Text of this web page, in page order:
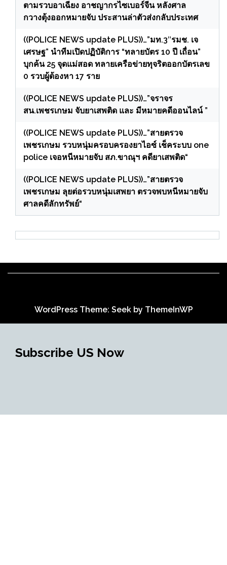
ตามรวบอาเฉียง อาชญากรไซเบอร์จีน หลังศาล
กวางตุ้งออกหมายจับ ประสานล่าตัวส่งกลับประเทศ
((POLICE NEWS update PLUS))…”มท.3″รมช. เจ
เศรษฐ” นำทีมเปิดปฏิบัติการ “ทลายบัตร 10 ปี เถื่อน”
บุกค้น 25 จุดแม่สอด ทลายเครือข่ายทุจริตออกบัตรเลข
0 รวบผู้ต้องหา 17 ราย
((POLICE NEWS update PLUS))…”จราจร
สน.เพชรเกษม จับยาเสพติด และ มีหมายคดีออนไลน์ ”
((POLICE NEWS update PLUS))…”สายตรวจ
เพชรเกษม รวบหนุ่มครอบครองยาไอซ์ เช็คระบบ one
police เจอหนีหมายจับ สภ.ขาณุฯ คดียาเสพติด“
((POLICE NEWS update PLUS))…”สายตรวจ
เพชรเกษม ลุยต่อรวบหนุ่มเสพยา ตรวจพบหนีหมายจับ
ศาลคดีลักทรัพย์“
WordPress Theme: Seek by ThemeInWP
Subscribe US Now